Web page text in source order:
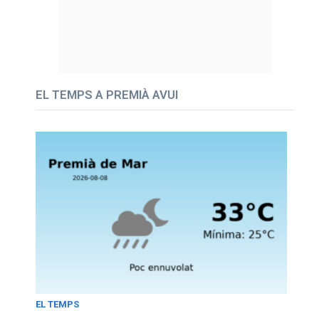
EL TEMPS A PREMIÀ AVUI
EL TEMPS